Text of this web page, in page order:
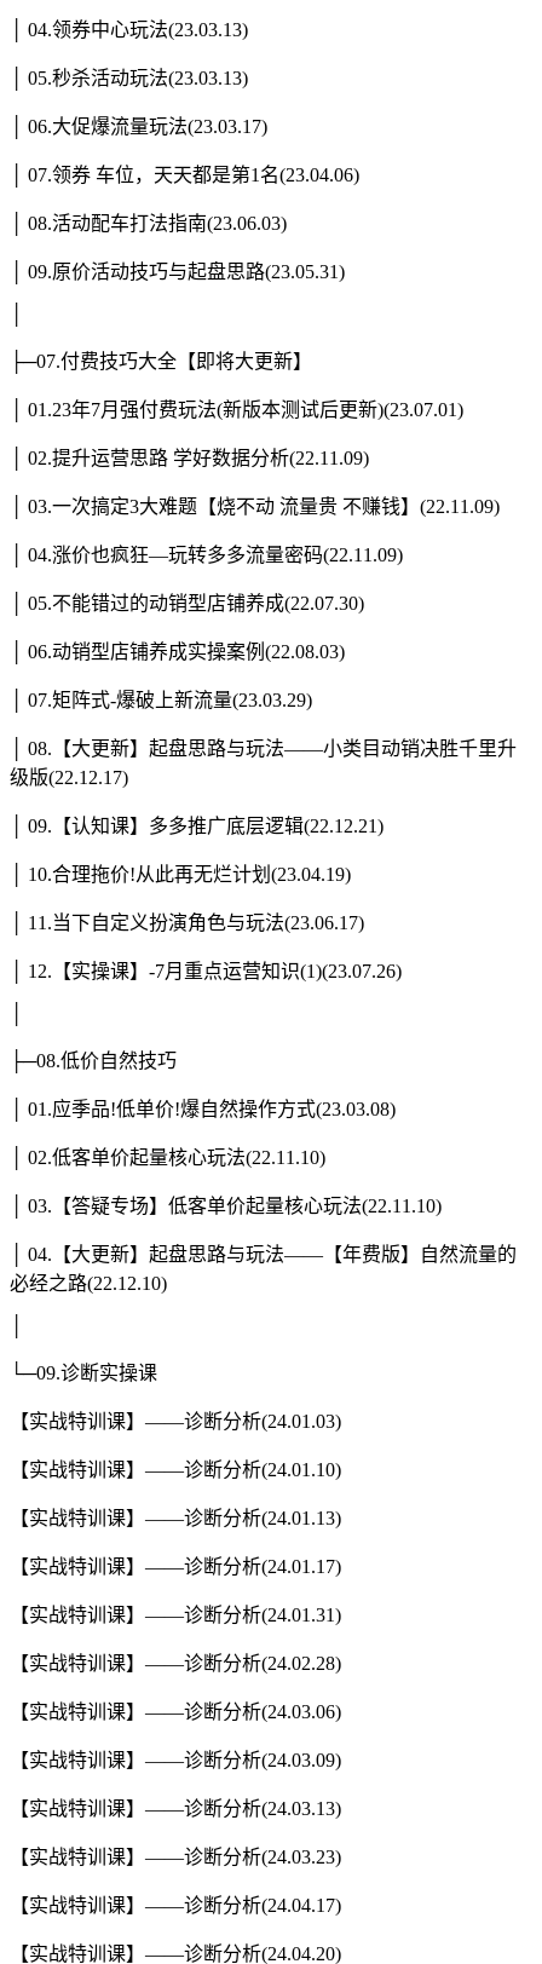
│ 04.领券中心玩法(23.03.13)
│ 05.秒杀活动玩法(23.03.13)
│ 06.大促爆流量玩法(23.03.17)
│ 07.领券 车位，天天都是第1名(23.04.06)
│ 08.活动配车打法指南(23.06.03)
│ 09.原价活动技巧与起盘思路(23.05.31)
├─07.付费技巧大全【即将大更新】
│ 01.23年7月强付费玩法(新版本测试后更新)(23.07.01)
│ 02.提升运营思路 学好数据分析(22.11.09)
│ 03.一次搞定3大难题【烧不动 流量贵 不赚钱】(22.11.09)
│ 04.涨价也疯狂—玩转多多流量密码(22.11.09)
│ 05.不能错过的动销型店铺养成(22.07.30)
│ 06.动销型店铺养成实操案例(22.08.03)
│ 07.矩阵式-爆破上新流量(23.03.29)
│ 08.【大更新】起盘思路与玩法——小类目动销决胜千里升
级版(22.12.17)
│ 09.【认知课】多多推广底层逻辑(22.12.21)
│ 10.合理拖价!从此再无烂计划(23.04.19)
│ 11.当下自定义扮演角色与玩法(23.06.17)
│ 12.【实操课】-7月重点运营知识(1)(23.07.26)
├─08.低价自然技巧
│ 01.应季品!低单价!爆自然操作方式(23.03.08)
│ 02.低客单价起量核心玩法(22.11.10)
│ 03.【答疑专场】低客单价起量核心玩法(22.11.10)
│ 04.【大更新】起盘思路与玩法——【年费版】自然流量的
必经之路(22.12.10)
└─09.诊断实操课
【实战特训课】——诊断分析(24.01.03)
【实战特训课】——诊断分析(24.01.10)
【实战特训课】——诊断分析(24.01.13)
【实战特训课】——诊断分析(24.01.17)
【实战特训课】——诊断分析(24.01.31)
【实战特训课】——诊断分析(24.02.28)
【实战特训课】——诊断分析(24.03.06)
【实战特训课】——诊断分析(24.03.09)
【实战特训课】——诊断分析(24.03.13)
【实战特训课】——诊断分析(24.03.23)
【实战特训课】——诊断分析(24.04.17)
【实战特训课】——诊断分析(24.04.20)